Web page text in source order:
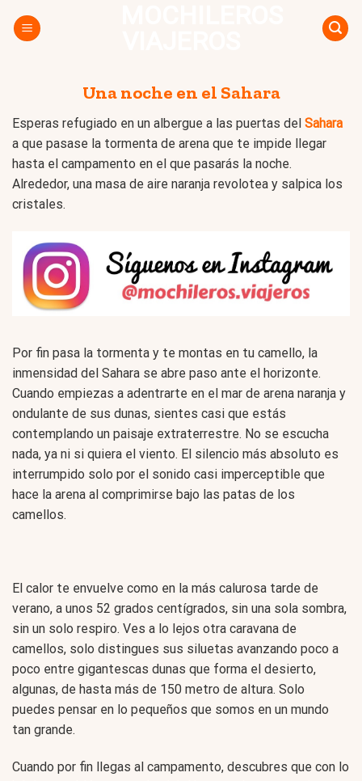
Una noche en el Sahara
Esperas refugiado en un albergue a las puertas del Sahara
a que pasase la tormenta de arena que te impide llegar
hasta el campamento en el que pasarás la noche.
Alrededor, una masa de aire naranja revolotea y salpica los
cristales.
Por fin pasa la tormenta y te montas en tu camello, la
inmensidad del Sahara se abre paso ante el horizonte.
Cuando empiezas a adentrarte en el mar de arena naranja y
ondulante de sus dunas, sientes casi que estás
contemplando un paisaje extraterrestre. No se escucha
nada, ya ni si quiera el viento. El silencio más absoluto es
interrumpido solo por el sonido casi imperceptible que
hace la arena al comprimirse bajo las patas de los
camellos.
El calor te envuelve como en la más calurosa tarde de
verano, a unos 52 grados centígrados, sin una sola sombra,
sin un solo respiro. Ves a lo lejos otra caravana de
camellos, solo distingues sus siluetas avanzando poco a
poco entre gigantescas dunas que forma el desierto,
algunas, de hasta más de 150 metro de altura. Solo
puedes pensar en lo pequeños que somos en un mundo
tan grande.
Cuando por fin llegas al campamento, descubres que con lo